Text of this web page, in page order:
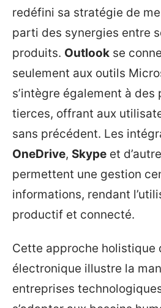
redéfini sa stratégie de
parti des synergies entre
produits. Outlook se
seulement aux outils
s’intègre également à des
tierces, offrant aux
sans précédent. Les
OneDrive, Skype et
permettent une gestion
informations, rendant
productif et connecté.
Cette approche holistique
électronique illustre la
entreprises